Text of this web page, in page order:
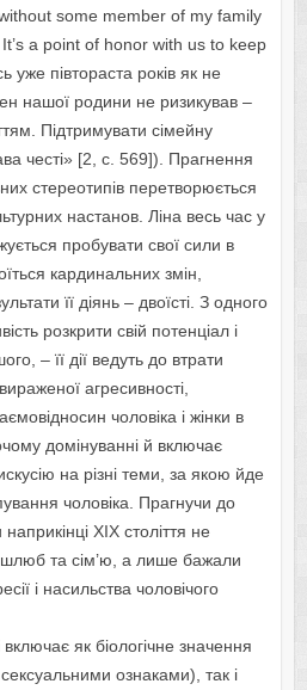
some member of my family
a point of honor with us to keep
півтораста років як не
нашої родини не ризикував –
Підтримувати сімейну
честі» [2, с. 569]). Прагнення
стереотипів перетворюється
настанов. Ліна весь час у
пробувати свої сили в
кардинальних змін,
її діянь – двоїсті. З одного
розкрити свій потенціал і
– її дії ведуть до втрати
агресивності,
чоловіка і жінки в
домінуванні й включає
на різні теми, за якою йде
чоловіка. Прагнучи до
наприкінці ХIХ століття не
та сім’ю, а лише бажали
і насильства чоловічого
включає як біологічне значення
ознаками), так і